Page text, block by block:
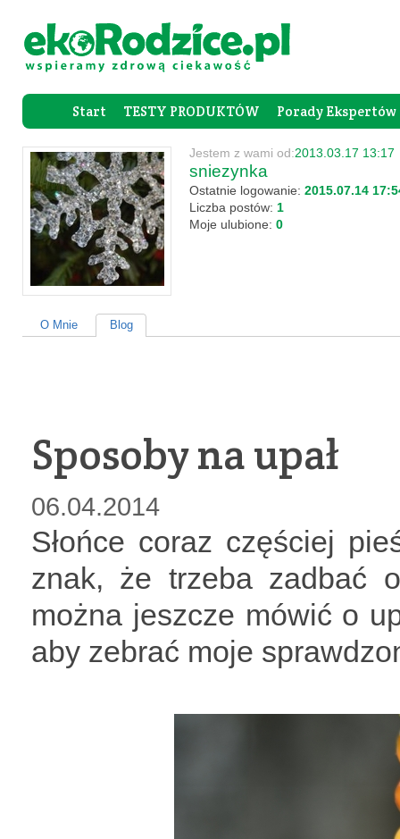
Start TESTY PRODUKTÓW Porady Ekspertów
Forum
Jestem z wami od:2013.03.17 13:17
sniezynka
Ostatnie logowanie: 2015.07.14
Liczba postów: 1
Moje ulubione: 0
O Mnie Blog
Sposoby na upał
06.04.2014
Słońce coraz częściej
znak, że trzeba zadbać
można jeszcze mówić o
aby zebrać moje